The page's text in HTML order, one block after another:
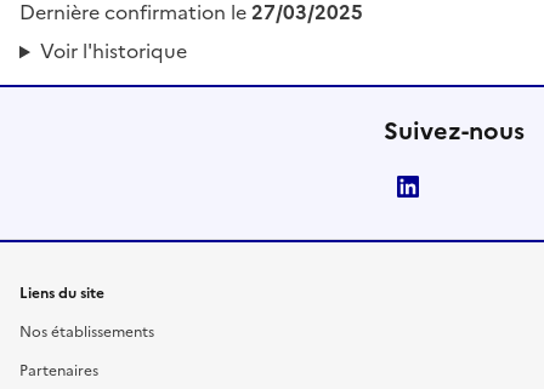
Dernière confirmation le27/03/2025
Voir l'historique
Suivez-nous
Liens du site
Nos établissements
Partenaires